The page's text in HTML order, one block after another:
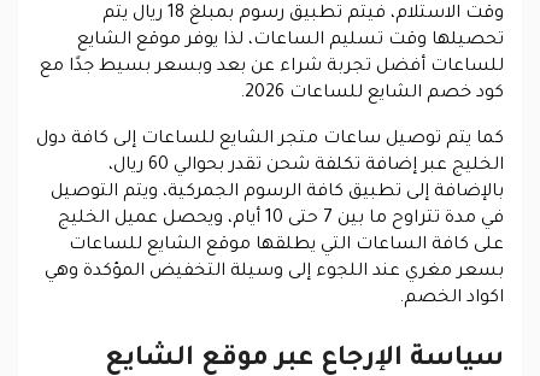
وقت الاستلام، فيتم تطبيق رسوم بمبلغ 18 ريال يتم
تحصيلها وقت تسليم الساعات، لذا يوفر موقع الشايع
للساعات أفضل تجربة شراء عن بعد وبسعر بسيط جدًا مع
كود خصم الشايع للساعات 2026.
كما يتم توصيل ساعات متجر الشايع للساعات إلى كافة دول
الخليج عبر إضافة تكلفة شحن تقدر بحوالي 60 ريال،
بالإضافة إلى تطبيق كافة الرسوم الجمركية، ويتم التوصيل
في مدة تتراوح ما بين 7 حتى 10 أيام، ويحصل عميل الخليج
على كافة الساعات التي يطلقها موقع الشايع للساعات
بسعر مغري عند اللجوء إلى وسيلة التخفيض المؤكدة وهي
اكواد الخصم.
سياسة الإرجاع عبر موقع الشايع